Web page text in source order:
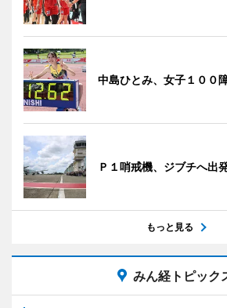
中島ひとみ、女子１００
Ｐ１哨戒機、ジブチへ出
もっと見る
みん経トピック